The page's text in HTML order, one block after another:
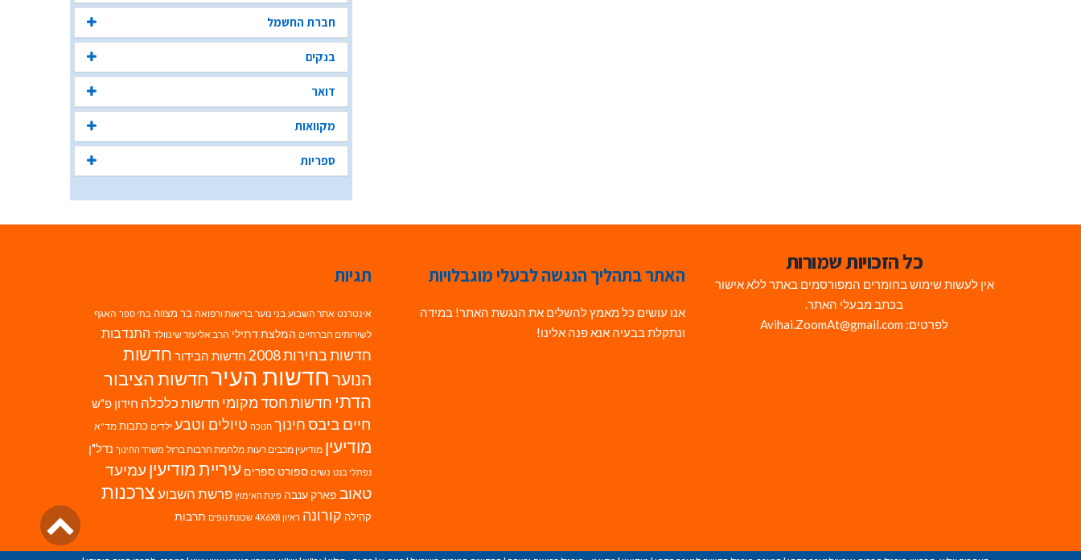
חברת החשמל
בנקים
דואר
מקוואות
ספריות
כל הזכויות שמורות
אין לעשות שימוש בחומרים המפורסמים באתר ללא אישור
בכתב מבעלי האתר.
לפרטים: Avihai.ZoomAt@gmail.com
האתר בתהליך הנגשה לבעלי מוגבלויות
אנו עושים כל מאמץ להשלים את הנגשת האתר! במידה
ונתקלת בבעיה אנא פנה אלינו!
תגיות
אינטרנט אתר השבוע בני נוער בריאות ורפואה בר מצווה בתי ספר האגף
לשירותים חברתיים המלצת דתילי הרב אליעזר שינוולד התנדבות
חדשות בחירות 2008 חדשות הבידור חדשות
הנוערחדשות העירחדשות הציבור
הדתי חדשות חסד מקומי חדשות כלכלה חידון פ"ש
חיים ביבסחינוך חנוכה טיולים וטבע ילדים כתבות מד"א
מודיעין מודיעין מכבים רעות מלחמת חרבות ברזל משרד החינוך נדל"ן
נפתלי בנט נשים ספורט ספרים עיריית מודיעין עמיעד
טאוב פארק ענבה פינת האימוץ פרשת השבועצרכנות
קהילה קורונה ראיון 4X6X8 שכונת נופים תרבות